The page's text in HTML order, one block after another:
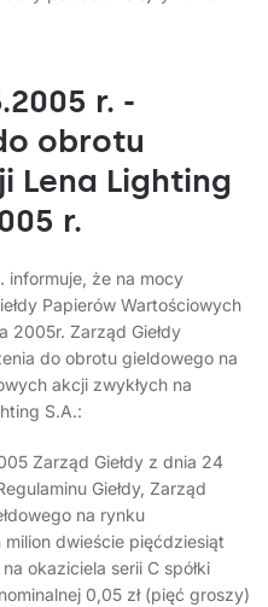
r. -
obrotu
Lena Lighting
r.
informuje, że na mocy
Papierów Wartościowych
2005r. Zarząd Giełdy
do obrotu gieldowego na
akcji zwykłych na
S.A.:
Zarząd Giełdy z dnia 24
Giełdy, Zarząd
na rynku
dwieście pięćdziesiąt
okaziciela serii C spółki
0,05 zł (pięć groszy)